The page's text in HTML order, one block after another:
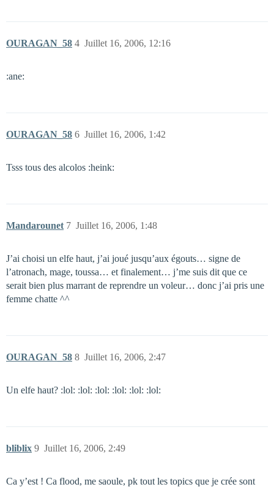
OURAGAN_58 Juillet 16, 2006, 12:16
4
:ane:
OURAGAN_58 Juillet 16, 2006, 1:42
6
Tsss tous des alcolos :heink:
Mandarounet Juillet 16, 2006, 1:48
7
J’ai choisi un elfe haut, j’ai joué jusqu’aux égouts… signe de
l’atronach, mage, toussa… et finalement… j’me suis dit que ce
serait bien plus marrant de reprendre un voleur… donc j’ai pris une
femme chatte ^^
OURAGAN_58 Juillet 16, 2006, 2:47
8
Un elfe haut? :lol: :lol: :lol: :lol: :lol: :lol:
bliblix Juillet 16, 2006, 2:49
9
Ca y’est ! Ca flood, me saoule, pk tout les topics que je crée sont